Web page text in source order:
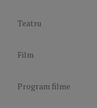
Teatru
Film
Program filme